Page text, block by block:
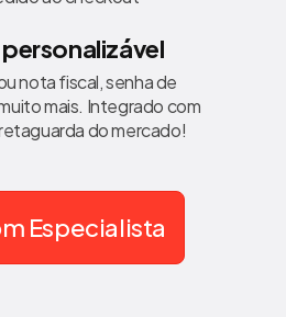
nota fiscal, senha de
mais. Integrado com
do mercado!
Especialista